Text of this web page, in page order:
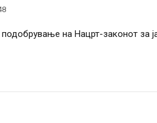
на Нацрт-законот за